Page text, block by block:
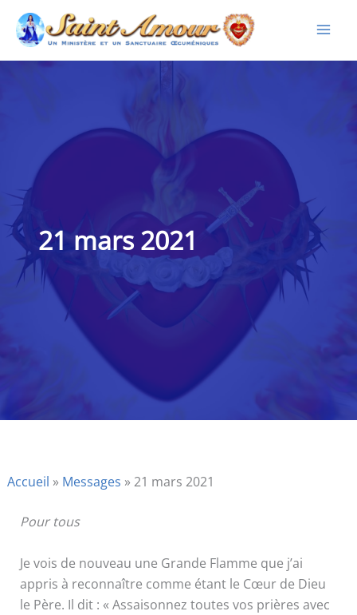
Aller
contenu
21 mars 2021
Accueil » Messages »21 mars 2021
Pour tous
Je vois de nouveau une Grande Flamme que j’ai
appris à reconnaître comme étant le Cœur de Dieu
le Père. Il dit : « Assaisonnez toutes vos prières avec